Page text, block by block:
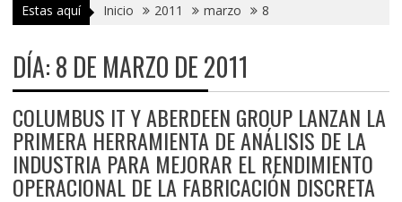
Estas aquí Inicio 2011 marzo 8
DÍA:8 DE MARZO DE 2011
COLUMBUS IT Y ABERDEEN GROUP LANZAN LA
PRIMERA HERRAMIENTA DE ANÁLISIS DE LA
INDUSTRIA PARA MEJORAR EL RENDIMIENTO
OPERACIONAL DE LA FABRICACIÓN DISCRETA